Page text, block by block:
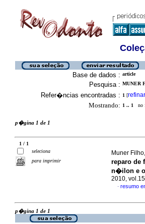
Base de dados : article
Pesquisa : MUNER
Refer�ncias encontradas : 1 [refinar
Mostrando: 1 .. 1 no
p�gina 1 de 1
1 / 1
seleciona
para imprimir
Muner
reparo de
n�ilon e o
2010,
· resumo
p�gina 1 de 1